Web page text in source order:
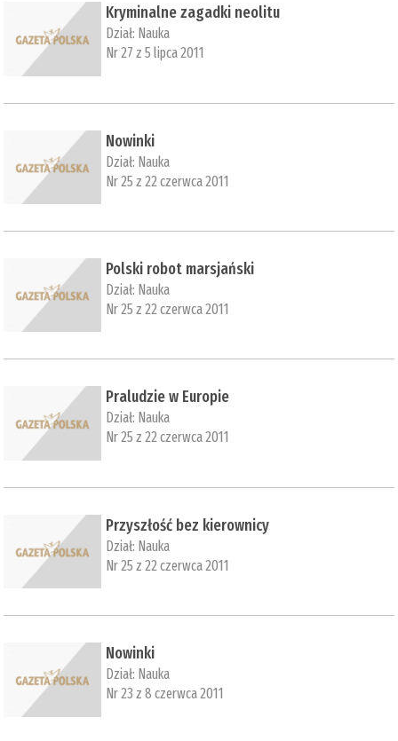
Kryminalne zagadki neolitu
Dział: Nauka
Nr 27 z 5 lipca 2011
Nowinki
Dział: Nauka
Nr 25 z 22 czerwca 2011
Polski robot marsjański
Dział: Nauka
Nr 25 z 22 czerwca 2011
Praludzie w Europie
Dział: Nauka
Nr 25 z 22 czerwca 2011
Przyszłość bez kierownicy
Dział: Nauka
Nr 25 z 22 czerwca 2011
Nowinki
Dział: Nauka
Nr 23 z 8 czerwca 2011